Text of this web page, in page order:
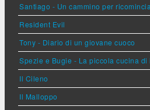
Santiago - Un cammino per
Resident Evil
Tony - Diario di un giovane cuoco
Spezie e Bugie - La piccola cucina di
Il Cileno
Il Malloppo